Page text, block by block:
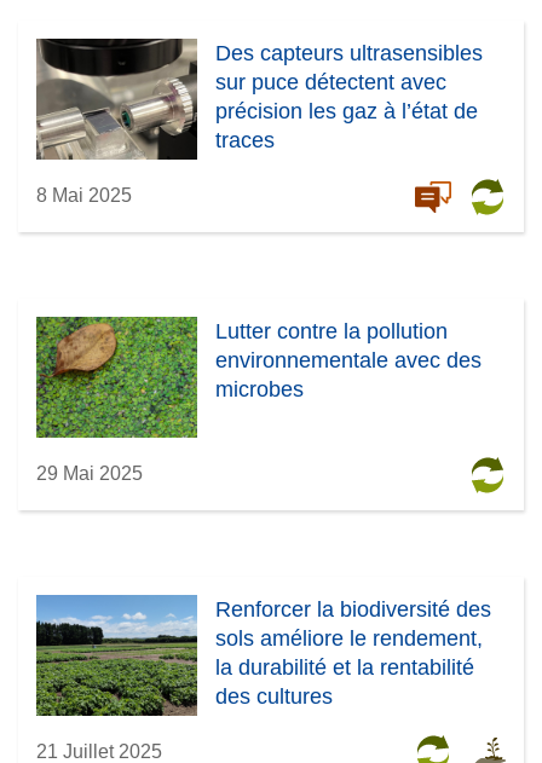
Des capteurs ultrasensibles
sur puce détectent avec
précision les gaz à l’état de
traces
8 Mai 2025
Lutter contre la pollution
environnementale avec des
microbes
29 Mai 2025
Renforcer la biodiversité des
sols améliore le rendement,
la durabilité et la rentabilité
des cultures
21 Juillet 2025